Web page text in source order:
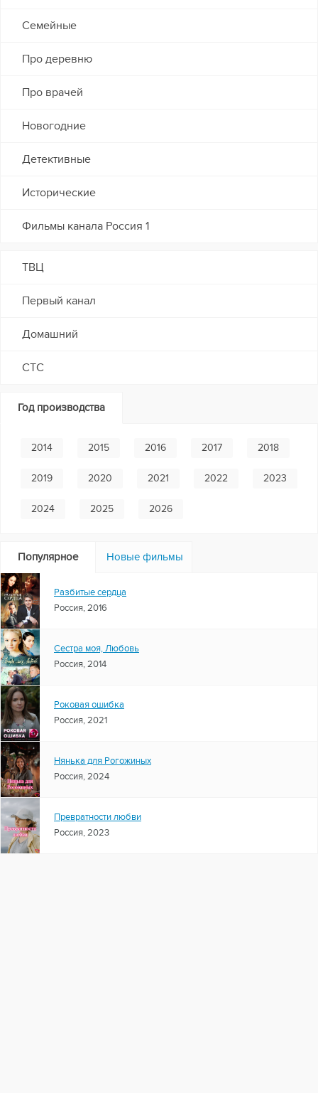
Семейные
Про деревню
Про врачей
Новогодние
Детективные
Исторические
Фильмы канала Россия 1
ТВЦ
Первый канал
Домашний
СТС
Год производства
2014 2015 2016 2017 2018
2019 2020 2021 2022 2023
2024 2025 2026
Популярное Новые фильмы
Разбитые сердца
Россия, 2016
Сестра моя, Любовь
Россия, 2014
Роковая ошибка
Россия, 2021
Нянька для Рогожиных
Россия, 2024
Превратности любви
Россия, 2023